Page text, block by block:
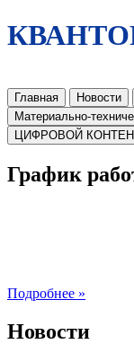
Главная Новости
Материально-
ЦИФРОВОЙ
График
Подробнее »
Новости